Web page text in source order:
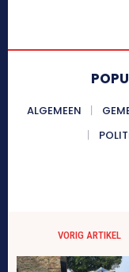
ALGEMEEN
VORIG ARTIKEL